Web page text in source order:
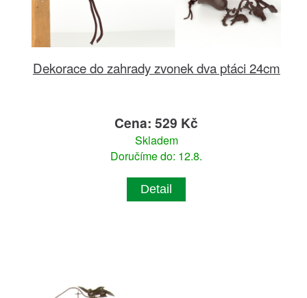
Dekorace do zahrady zvonek dva ptáci 24cm
Cena: 529 Kč
Skladem
Doručíme do: 12.8.
Detail